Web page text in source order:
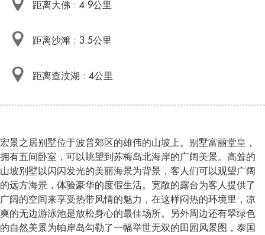
距离大佛 : 4.9公里
距离沙滩 : 3.5公里
距离查汶湖 : 4公里
宏景之居别墅位于波普郊区的雄伟的山坡上。别墅富丽堂皇，
拥有五间卧室，可以眺望到苏梅岛北海岸的广阔美景。高耸的
山坡别墅以闪闪发光的美丽海景为背景，客人们可以观望广阔
的远方海景，体验豪华的度假生活。宽敞的露台为客人提供了
广阔的空间来享受热带风情的魅力，在这样闷热的环境里，凉
爽的无边游泳池是放松身心的最佳场所。另外周边还有翠绿色
的自然美景为帕岸岛勾勒了一幅举世无双的田园风景图，泰国